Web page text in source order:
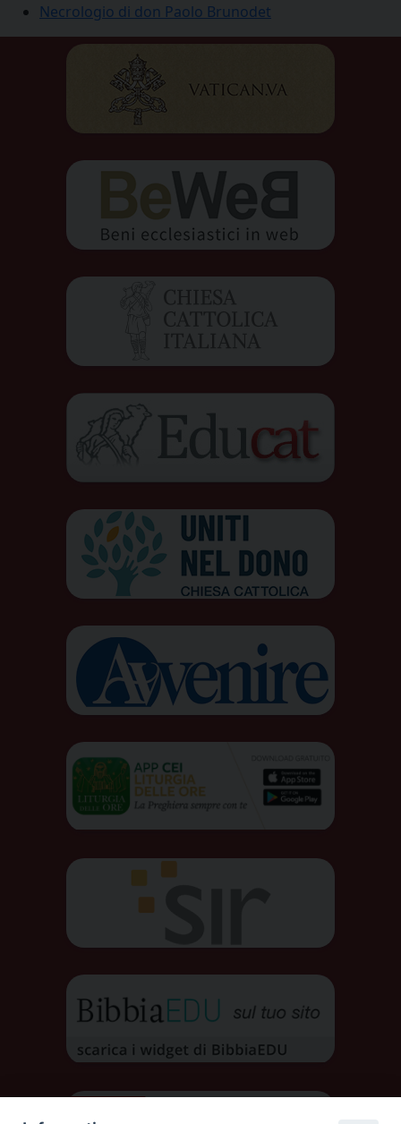
Necrologio di don Paolo Brunodet